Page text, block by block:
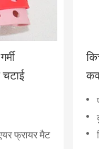
चटाई
फ्रायर मैट